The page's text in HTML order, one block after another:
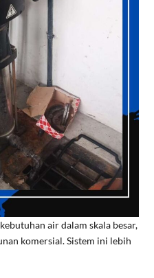
air dalam skala besar,
komersial. Sistem ini lebih